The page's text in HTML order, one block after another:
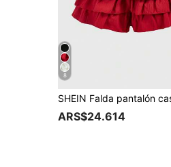
8
ARS$24.614